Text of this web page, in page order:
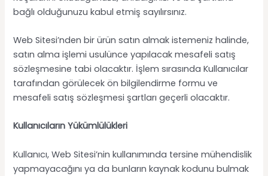
bağlı olduğunuzu kabul etmiş sayılırsınız.
Web Sitesi’nden bir ürün satın almak istemeniz halinde,
satın alma işlemi usulünce yapılacak mesafeli satış
sözleşmesine tabi olacaktır. İşlem sırasında Kullanıcılar
tarafından görülecek ön bilgilendirme formu ve
mesafeli satış sözleşmesi şartları geçerli olacaktır.
Kullanıcıların Yükümlülükleri
Kullanıcı, Web Sitesi’nin kullanımında tersine mühendislik
yapmayacağını ya da bunların kaynak kodunu bulmak